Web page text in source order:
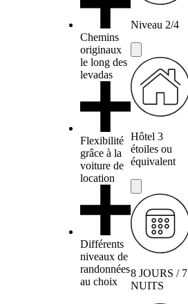
Chemins
originaux
le long des
levadas
Flexibilité
grâce à la
voiture de
location
Différents
niveaux de
randonnées
au choix
Niveau 2/4
Hôtel 3
étoiles ou
équivalent
8 JOURS / 7
NUITS